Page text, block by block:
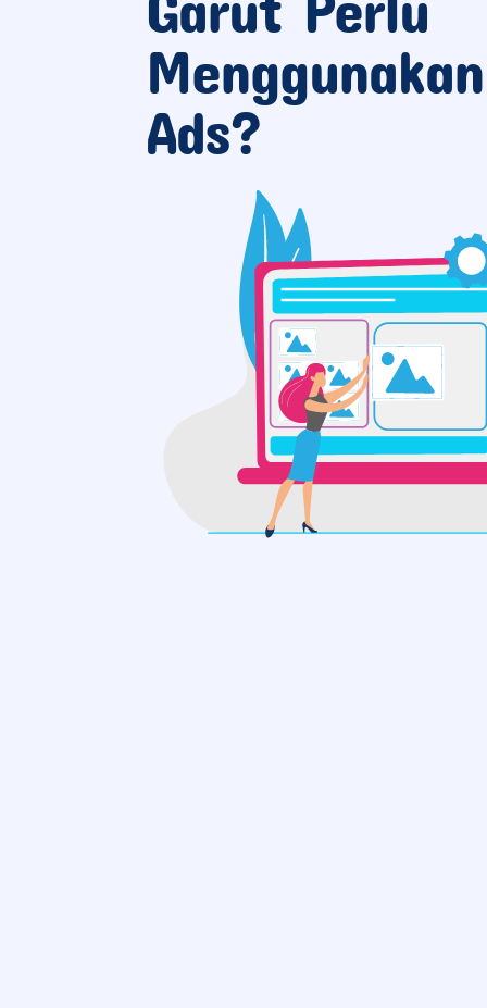
Ads?